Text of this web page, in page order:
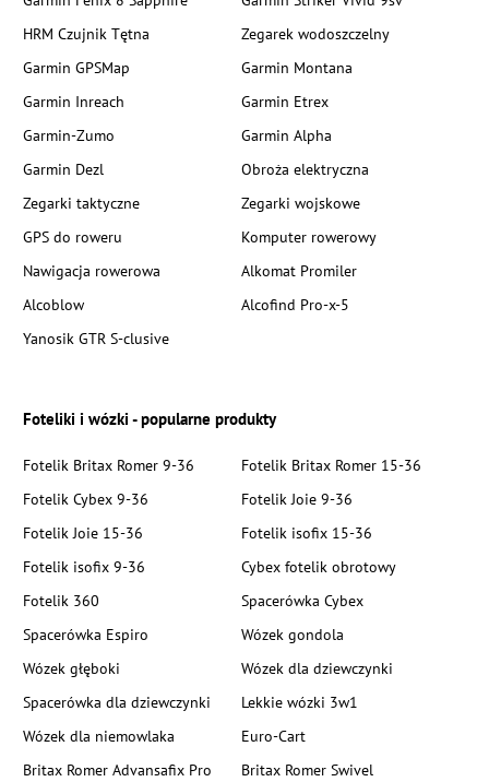
HRM Czujnik Tętna
Zegarek wodoszczelny
Garmin GPSMap
Garmin Montana
Garmin Inreach
Garmin Etrex
Garmin-Zumo
Garmin Alpha
Garmin Dezl
Obroża elektryczna
Zegarki taktyczne
Zegarki wojskowe
GPS do roweru
Komputer rowerowy
Nawigacja rowerowa
Alkomat Promiler
Alcoblow
Alcofind Pro-x-5
Yanosik GTR S-clusive
Foteliki i wózki - popularne produkty
Fotelik Britax Romer 9-36
Fotelik Britax Romer 15-36
Fotelik Cybex 9-36
Fotelik Joie 9-36
Fotelik Joie 15-36
Fotelik isofix 15-36
Fotelik isofix 9-36
Cybex fotelik obrotowy
Fotelik 360
Spacerówka Cybex
Spacerówka Espiro
Wózek gondola
Wózek głęboki
Wózek dla dziewczynki
Spacerówka dla dziewczynki
Lekkie wózki 3w1
Wózek dla niemowlaka
Euro-Cart
Britax Romer Advansafix Pro
Britax Romer Swivel